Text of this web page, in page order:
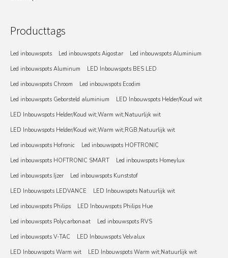
Producttags
Led inbouwspots Led inbouwspots Aigostar
Led inbouwspots Aluminium
Led inbouwspots Aluminum
LED Inbouwspots BES LED
Led inbouwspots Chroom
Led inbouwspots Ecodim
Led inbouwspots Geborsteld aluminium
LED Inbouwspots Helder/Koud wit
LED Inbouwspots Helder/Koud wit;Warm wit;Natuurlijk wit
LED Inbouwspots Helder/Koud wit;Warm wit;RGB;Natuurlijk wit
Led inbouwspots Hofronic
Led inbouwspots HOFTRONIC
Led inbouwspots HOFTRONIC SMART
Led inbouwspots Homeylux
Led inbouwspots Ijzer
Led inbouwspots Kunststof
LED Inbouwspots LEDVANCE
LED Inbouwspots Natuurlijk wit
Led inbouwspots Philips
LED Inbouwspots Philips Hue
Led inbouwspots Polycarbonaat
Led inbouwspots RVS
Led inbouwspots V-TAC
LED Inbouwspots Velvalux
LED Inbouwspots Warm wit
LED Inbouwspots Warm wit;Natuurlijk wit